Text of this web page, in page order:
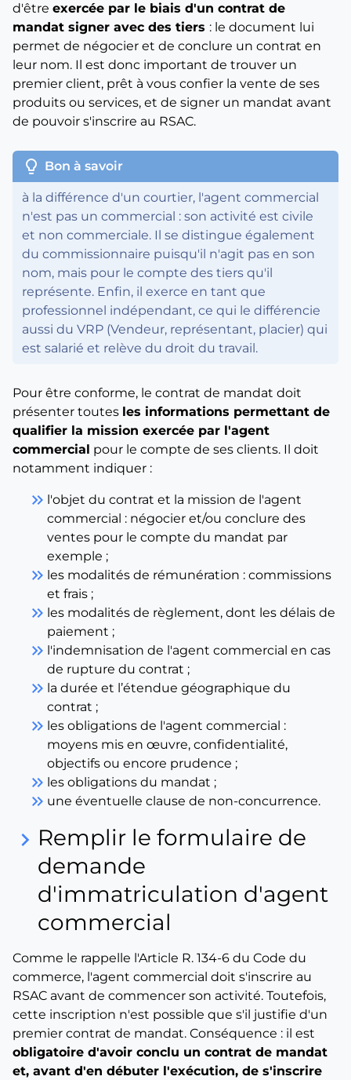
d'être exercée par le biais d'un contrat de
mandat signer avec des tiers : le document lui
permet de négocier et de conclure un contrat en
leur nom. Il est donc important de trouver un
premier client, prêt à vous confier la vente de ses
produits ou services, et de signer un mandat avant
de pouvoir s'inscrire au RSAC.
lightbulb Bon à savoir
à la différence d'un courtier, l'agent commercial
n'est pas un commercial : son activité est civile
et non commerciale. Il se distingue également
du commissionnaire puisqu'il n'agit pas en son
nom, mais pour le compte des tiers qu'il
représente. Enfin, il exerce en tant que
professionnel indépendant, ce qui le différencie
aussi du VRP (Vendeur, représentant, placier) qui
est salarié et relève du droit du travail.
Pour être conforme, le contrat de mandat doit
présenter toutes les informations permettant de
qualifier la mission exercée par l'agent
commercial pour le compte de ses clients. Il doit
notamment indiquer :
keyboard_double_arrow_right l'objet du contrat et la mission de l'agent
commercial : négocier et/ou conclure des
ventes pour le compte du mandat par
exemple ;
keyboard_double_arrow_right les modalités de rémunération : commissions
et frais ;
keyboard_double_arrow_right les modalités de règlement, dont les délais de
paiement ;
keyboard_double_arrow_right l'indemnisation de l'agent commercial en cas
de rupture du contrat ;
keyboard_double_arrow_right la durée et l’étendue géographique du
contrat ;
keyboard_double_arrow_right les obligations de l'agent commercial :
moyens mis en œuvre, confidentialité,
objectifs ou encore prudence ;
keyboard_double_arrow_right les obligations du mandat ;
keyboard_double_arrow_right une éventuelle clause de non-concurrence.
keyboard_arrow_right Remplir le formulaire de
demande
d'immatriculation d'agent
commercial
Comme le rappelle l'Article R. 134-6 du Code du
commerce, l'agent commercial doit s'inscrire au
RSAC avant de commencer son activité. Toutefois,
cette inscription n'est possible que s'il justifie d'un
premier contrat de mandat. Conséquence : il est
obligatoire d'avoir conclu un contrat de mandat
et, avant d'en débuter l'exécution, de s'inscrire